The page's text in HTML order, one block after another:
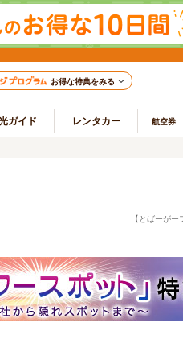
お得な特典をみる
ガイド レンタカー 航空券
【とばーが